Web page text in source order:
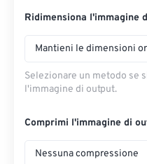
Ridimensiona l'immagine
Mantieni le dimensioni
Selezionare un metodo se
l'immagine di output.
Comprimi l'immagine di
Nessuna compressione